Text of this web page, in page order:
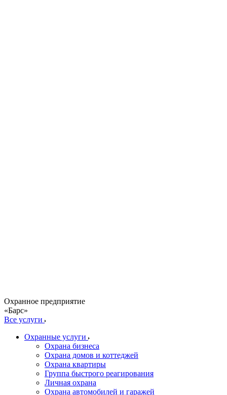
Охранное предприятие
«Барс»
Все услуги
Охранные услуги
Охрана бизнеса
Охрана домов и коттеджей
Охрана квартиры
Группа быстрого реагирования
Личная охрана
Охрана автомобилей и гаражей